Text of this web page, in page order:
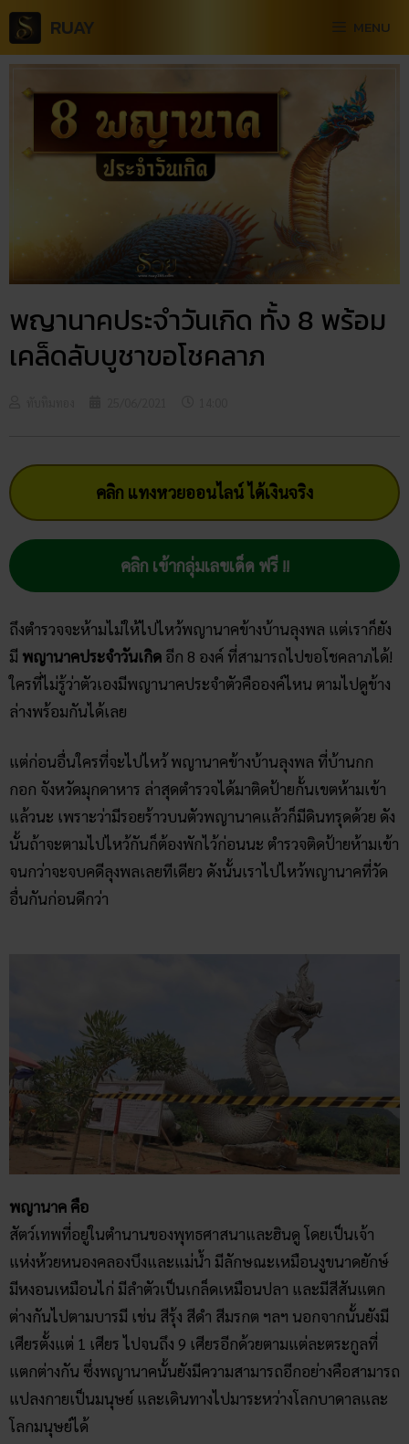
RUAY MENU
พญานาคประจําวันเกิด ทั้ง 8 พร้อม
เคล็ดลับบูชาขอโชคลาภ
คลิก แทงหวยออนไลน์ ได้เงินจริง
คลิก เข้ากลุ่มเลขเด็ด ฟรี !!
ถึงตำรวจจะห้ามไม่ให้ไปไหว้พญานาคข้างบ้านลุงพล แต่เราก็ยัง
มี พญานาคประจําวันเกิด อีก 8 องค์ ที่สามารถไปขอโชคลาภได้!
ใครที่ไม่รู้ว่าตัวเองมีพญานาคประจำตัวคือองค์ไหน ตามไปดูข้าง
ล่างพร้อมกันได้เลย
แต่ก่อนอื่นใครที่จะไปไหว้ พญานาคข้างบ้านลุงพล ที่บ้านกก
กอก จังหวัดมุกดาหาร ล่าสุดตำรวจได้มาติดป้ายกั้นเขตห้ามเข้า
แล้วนะ เพราะว่ามีรอยร้าวบนตัวพญานาคแล้วก็มีดินทรุดด้วย ดัง
นั้นถ้าจะตามไปไหว้กันก็ต้องพักไว้ก่อนนะ ตำรวจติดป้ายห้ามเข้า
จนกว่าจะจบคดีลุงพลเลยทีเดียว ดังนั้นเราไปไหว้พญานาคที่วัด
อื่นกันก่อนดีกว่า
พญานาค คือ
สัตว์เทพที่อยู่ในตำนานของพุทธศาสนาและฮินดู โดยเป็นเจ้า
แห่งห้วยหนองคลองบึงและแม่น้ำ มีลักษณะเหมือนงูขนาดยักษ์
มีหงอนเหมือนไก่ มีลำตัวเป็นเกล็ดเหมือนปลา และมีสีสันแตก
ต่างกันไปตามบารมี เช่น สีรุ้ง สีดำ สีมรกต ฯลฯ นอกจากนั้นยังมี
เศียรตั้งแต่ 1 เศียร ไปจนถึง 9 เศียรอีกด้วยตามแต่ละตระกูลที่
แตกต่างกัน ซึ่งพญานาคนั้นยังมีความสามารถอีกอย่างคือสามารถ
แปลงกายเป็นมนุษย์ และเดินทางไปมาระหว่างโลกบาดาลและ
โลกมนุษย์ได้